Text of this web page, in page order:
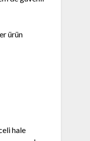
ürün
hale